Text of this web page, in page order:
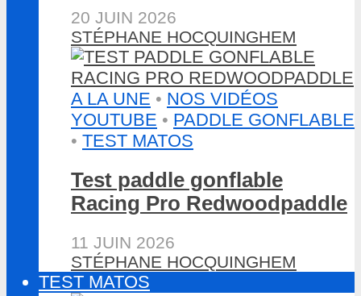
20 JUIN 2026
STÉPHANE HOCQUINGHEM
A LA UNE • NOS VIDÉOS
YOUTUBE • PADDLE GONFLABLE
• TEST MATOS
Test paddle gonflable
Racing Pro Redwoodpaddle
11 JUIN 2026
STÉPHANE HOCQUINGHEM
TEST MATOS